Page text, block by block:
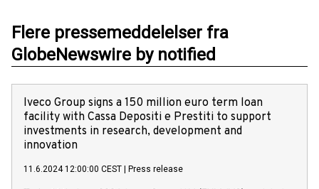
Flere pressemeddelelser fra
GlobeNewswire by notified
Iveco Group signs a 150 million euro term loan
facility with Cassa Depositi e Prestiti to support
investments in research, development and
innovation
11.6.2024 12:00:00 CEST Press release